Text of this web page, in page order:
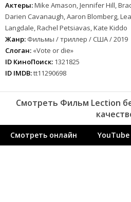
Актеры:Mike Amason, Jennifer Hill,
Darien Cavanaugh, Aaron Blomberg,
Langdale, Rachel Petsiavas, Kate Kiddo
Жанр: Фильмы / триллер / США / 2019
Слоган: «Vote or die»
ID КиноПоиск: 1321825
ID IMDB:tt11290698
Смотреть Фильм Lection
Смотреть онлайн